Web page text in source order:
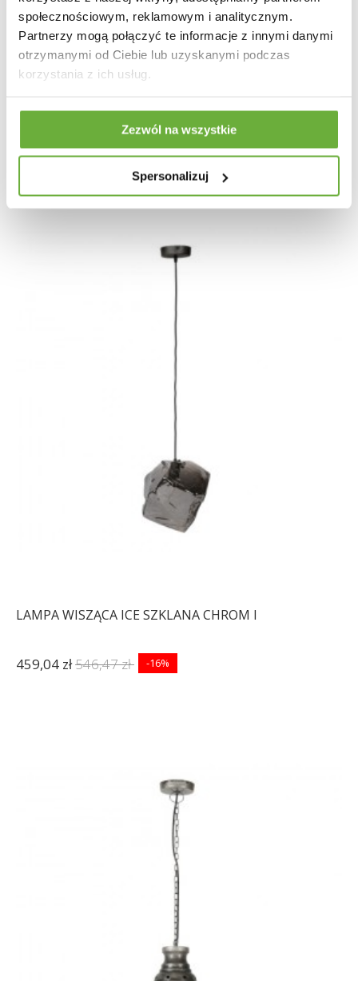
społecznościowym, reklamowym i analitycznym.
Partnerzy mogą połączyć te informacje z innymi danymi
otrzymanymi od Ciebie lub uzyskanymi podczas
korzystania z ich usług.
Zezwól na wszystkie
Spersonalizuj
LAMPA WISZĄCA TERA CZARNA METAL
1 152,97 zł -16%
LAMPA WISZĄCA ICE SZKLANA CHROM I
459,04 zł546,47 zł -16%